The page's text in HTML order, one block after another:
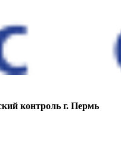
контроль г. Пермь